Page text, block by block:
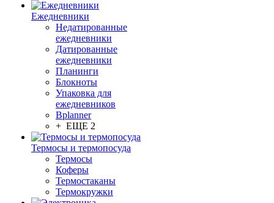
Ежедневники
Недатированные
ежедневники
Датированные
ежедневники
Планинги
Блокноты
Упаковка для
ежедневников
Bplanner
+ ЕЩЕ 2
Термосы и термопосуда
Термосы
Коферы
Термостаканы
Термокружки